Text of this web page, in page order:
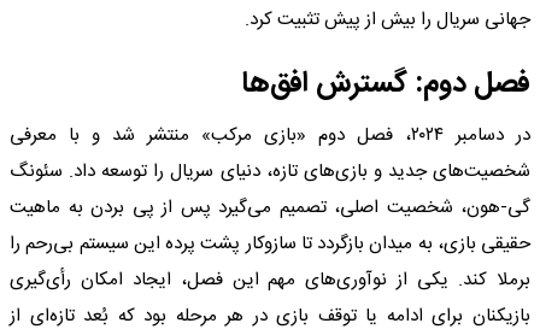
جهانی سریال را بیش از پیش تثبیت کرد.
فصل دوم: گسترش افق‌ها
در دسامبر ۲۰۲۴، فصل دوم «بازی مرکب» منتشر شد و با معرفی
شخصیت‌های جدید و بازی‌های تازه، دنیای سریال را توسعه داد. سئونگ
گی-هون، شخصیت اصلی، تصمیم می‌گیرد پس از پی بردن به ماهیت
حقیقی بازی، به میدان بازگردد تا سازوکار پشت پرده این سیستم بی‌رحم را
برملا کند. یکی از نوآوری‌های مهم این فصل، ایجاد امکان رأی‌گیری
بازیکنان برای ادامه یا توقف بازی در هر مرحله بود که بُعد تازه‌ای از